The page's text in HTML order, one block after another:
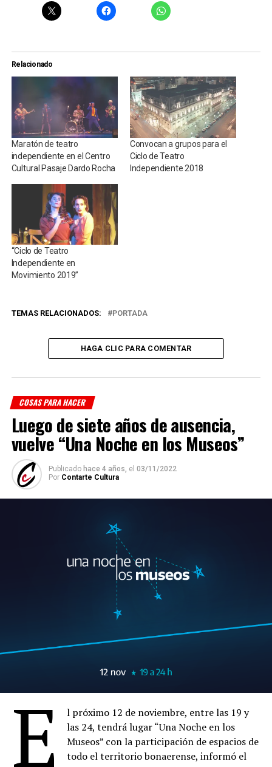
Relacionado
Maratón de teatro
independiente en el Centro
Cultural Pasaje Dardo Rocha
Convocan a grupos para el
Ciclo de Teatro
Independiente 2018
“Ciclo de Teatro
Independiente en
Movimiento 2019”
TEMAS RELACIONADOS: PORTADA
HAGA CLIC PARA COMENTAR
COSAS PARA HACER
Luego de siete años de ausencia,
vuelve “Una Noche en los Museos”
Publicado hace 4 años, el 03/11/2022
Por Contarte Cultura
E
l próximo 12 de noviembre, entre las 19 y
las 24, tendrá lugar “Una Noche en los
Museos” con la participación de espacios de
todo el territorio bonaerense, informó el